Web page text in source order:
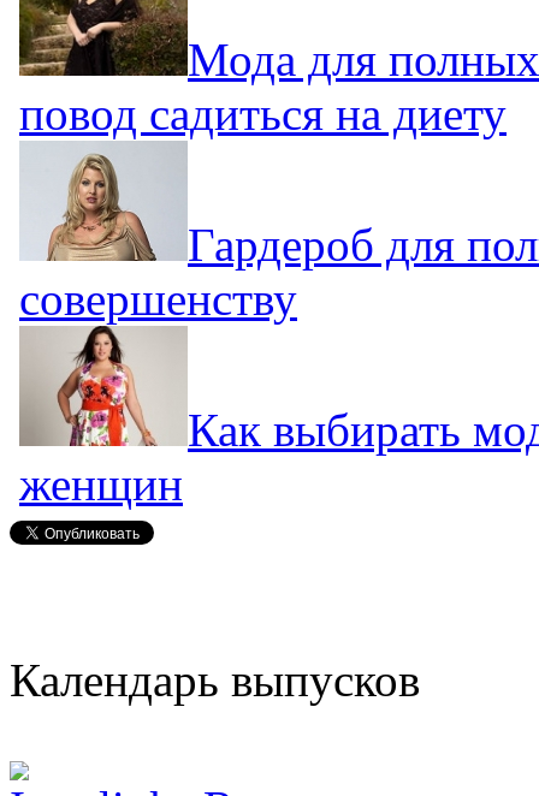
Мода для
повод садиться на диету
Гардероб для
совершенству
Как выбирать
женщин
Календарь выпусков